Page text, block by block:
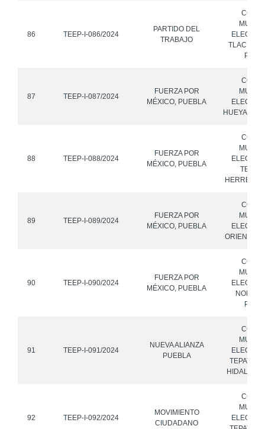
86 TEEP-I-086/2024
PARTIDO DEL
TRABAJO
87 TEEP-I-087/2024
FUERZA POR
MÉXICO, PUEBLA
88 TEEP-I-088/2024
FUERZA POR
MÉXICO, PUEBLA
HERRERA,
89 TEEP-I-089/2024
FUERZA POR
MÉXICO, PUEBLA
ORIENTAL,
90 TEEP-I-090/2024
FUERZA POR
MÉXICO, PUEBLA
91 TEEP-I-091/2024
NUEVA ALIANZA
PUEBLA
HIDALGO,
92 TEEP-I-092/2024
MOVIMIENTO
CIUDADANO